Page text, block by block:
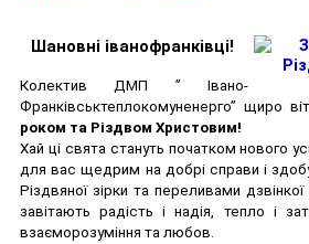
Шановні іванофранківці!
Колектив ДМП ” Івано-
Франківськтеплокомуненерго” щиро
роком та Різдвом Христовим!
Хай ці свята стануть початком нового
для вас щедрим на добрі справи і
Різдвяної зірки та переливами
завітають радість і надія, тепло і
взаєморозуміння та любов.